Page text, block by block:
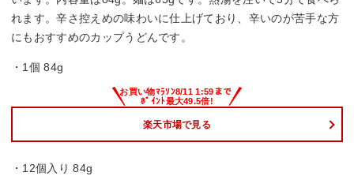
れます。辛さ控えめの味わいに仕上げており、辛いのが苦手な方
にもおすすめのカップうどんです。
・1個 84g
楽天市場で見る
・12個入り 84g